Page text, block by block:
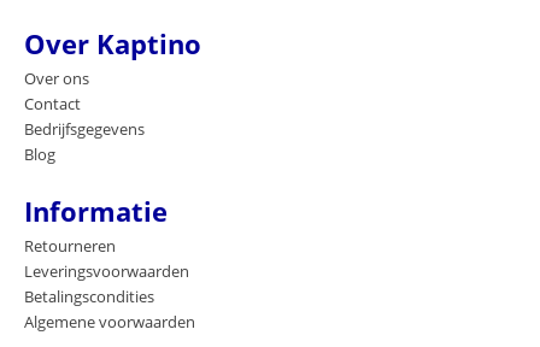
Over Kaptino
Over ons
Contact
Bedrijfsgegevens
Blog
Informatie
Retourneren
Leveringsvoorwaarden
Betalingscondities
Algemene voorwaarden